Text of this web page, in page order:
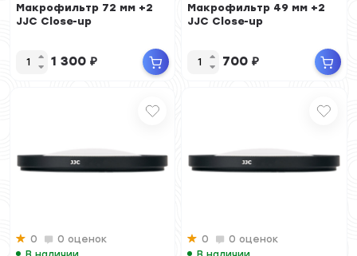
Макрофильтр 72 мм +2
JJC Close-up
1 300 ₽
Макрофильтр 49 мм +2
JJC Close-up
700 ₽
0
0 оценок
0
0 оценок